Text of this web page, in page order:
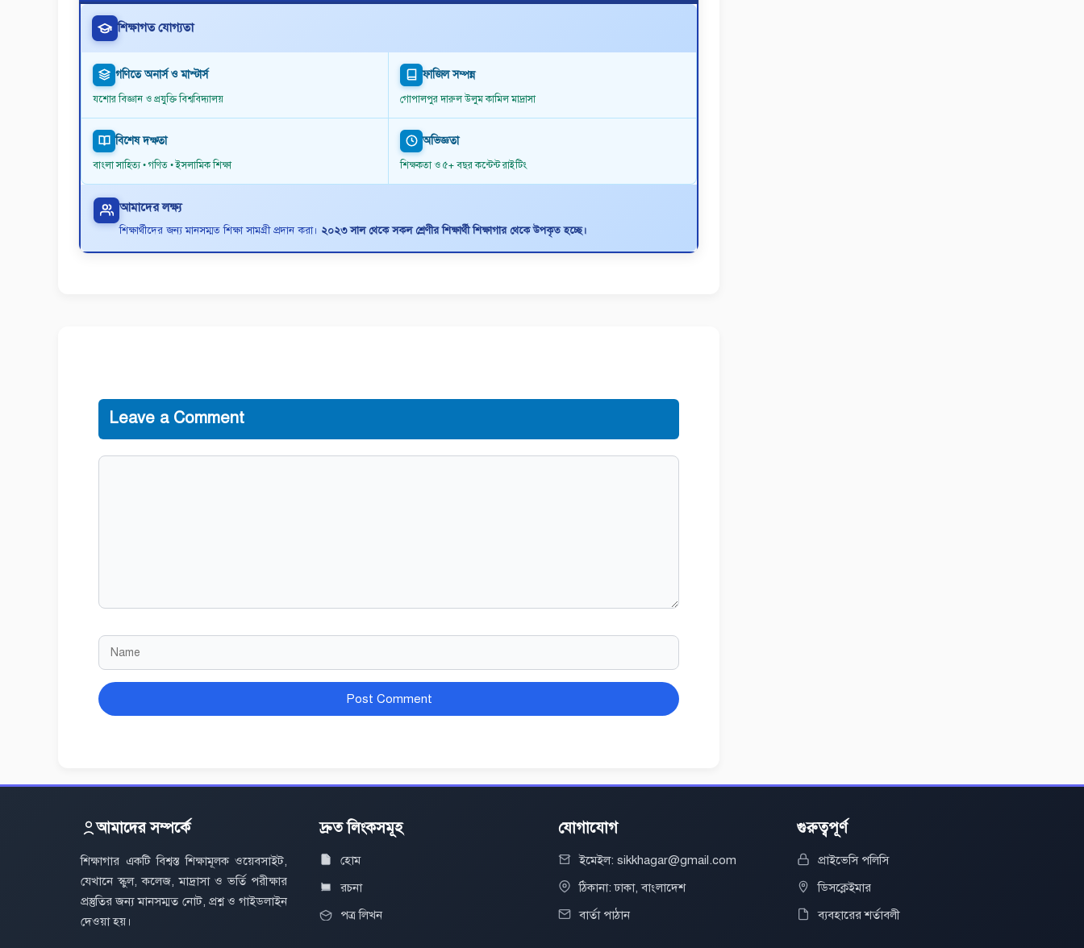
শিক্ষাগত যোগ্যতা
গণিতে অনার্স ও মাস্টার্স
যশোর বিজ্ঞান ও প্রযুক্তি বিশ্ববিদ্যালয়
ফাজিল সম্পন্ন
গোপালপুর দারুল উলুম কামিল মাদ্রাসা
বিশেষ দক্ষতা
বাংলা সাহিত্য • গণিত • ইসলামিক শিক্ষা
অভিজ্ঞতা
শিক্ষকতা ও ৫+ বছর কন্টেন্ট রাইটিং
আমাদের লক্ষ্য
শিক্ষার্থীদের জন্য মানসম্মত শিক্ষা সামগ্রী প্রদান করা। ২০২৩ সাল থেকে সকল শ্রেণীর শিক্ষার্থী শিক্ষাগার থেকে উপকৃত হচ্ছে।
Leave a Comment
Comment
Name
Website
আমাদের সম্পর্কে
শিক্ষাগার একটি বিশ্বস্ত শিক্ষামূলক ওয়েবসাইট,
যেখানে স্কুল, কলেজ, মাদ্রাসা ও ভর্তি পরীক্ষার
প্রস্তুতির জন্য মানসম্মত নোট, প্রশ্ন ও গাইডলাইন
দেওয়া হয়।
দ্রুত লিংকসমূহ
হোম
রচনা
পত্র লিখন
যোগাযোগ
ইমেইল: sikkhagar@gmail.com
ঠিকানা: ঢাকা, বাংলাদেশ
বার্তা পাঠান
গুরুত্বপূর্ণ
প্রাইভেসি পলিসি
ডিসক্লেইমার
ব্যবহারের শর্তাবলী